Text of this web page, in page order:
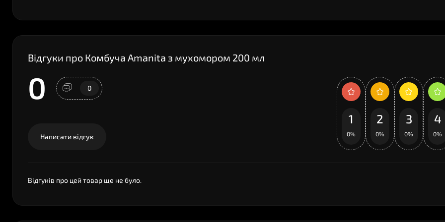
Відгуки про Комбуча Amanita з мухомором 200 мл
0 0
Написати відгук
1
0%
2
0%
3
0%
4
0%
Відгуків про цей товар ще не було.